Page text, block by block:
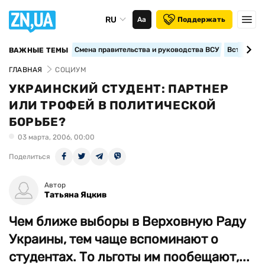
RU Аа Поддержать
ВАЖНЫЕ ТЕМЫ Смена правительства и руководства ВСУ
ГЛАВНАЯ СОЦИУМ
УКРАИНСКИЙ СТУДЕНТ: ПАРТНЕР
ИЛИ ТРОФЕЙ В ПОЛИТИЧЕСКОЙ
БОРЬБЕ?
03 марта, 2006, 00:00
Поделиться
Автор
Татьяна Яцкив
Чем ближе выборы в Верховную Раду
Украины, тем чаще вспоминают о
студентах. То льготы им пообещают,...